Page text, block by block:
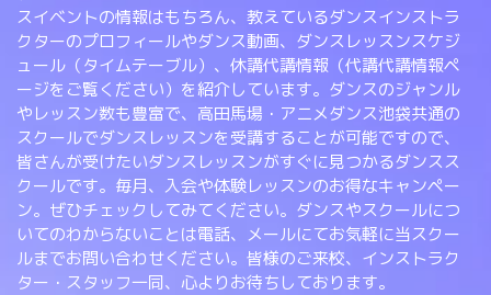
スイベントの情報はもちろん、教えているダンスインストラ
クターのプロフィールやダンス動画、ダンスレッスンスケジ
ュール（タイムテーブル）、休講代講情報（代講代講情報ペ
ージをご覧ください）を紹介しています。ダンスのジャンル
やレッスン数も豊富で、高田馬場・アニメダンス池袋共通の
スクールでダンスレッスンを受講することが可能ですので、
皆さんが受けたいダンスレッスンがすぐに見つかるダンスス
クールです。毎月、入会や体験レッスンのお得なキャンペー
ン。ぜひチェックしてみてください。ダンスやスクールにつ
いてのわからないことは電話、メールにてお気軽に当スクー
ルまでお問い合わせください。皆様のご来校、インストラク
ター・スタッフ一同、心よりお待ちしております。